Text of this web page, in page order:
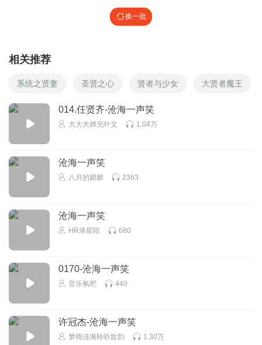
换一批
相关推荐
系统之贤妻 圣贤之心 贤者与少女 大贤者魔王
014.任贤齐-沧海一声笑
大大大师兄叶文 1.04万
沧海一声笑
八月的媚媚 2363
沧海一声笑
HR录星陌 680
0170-沧海一声笑
音乐氧吧 440
许冠杰-沧海一声笑
梦雨涟漪聆听歆韵 1.30万